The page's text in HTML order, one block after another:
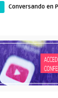
Conversando en